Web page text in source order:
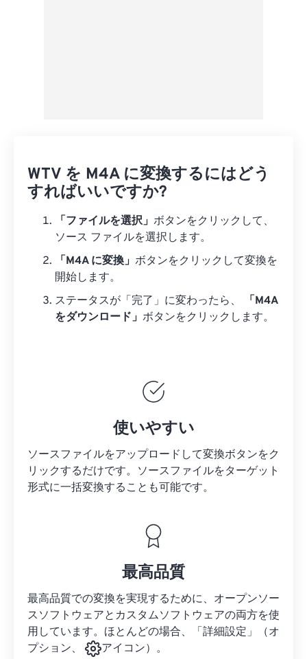
WTV を M4A に変換するにはどう
すればいいですか?
「ファイルを選択」 ボタンをクリックして、
ソース ファイルを選択します。
「M4A に変換」 ボタンをクリックして変換を
開始します。
ステータスが「完了」に変わったら、
「M4A
をダウンロード」 ボタンをクリックします。
使いやすい
ソースファイルをアップロードして変換ボタンをク
リックするだけです。 ソースファイルをターゲット
形式に一括変換することも可能です。
最高品質
最高品質での変換を実現するために、オープンソー
スソフトウェアとカスタムソフトウェアの両方を使
用しています。ほとんどの場合、「詳細設定」（オ
プション、
アイコン）。